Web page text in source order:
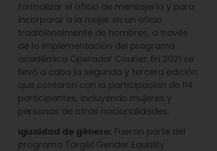
formalizar el oficio de mensajería y para
incorporar a la mujer en un oficio
tradicionalmente de hombres, a través
de la implementación del programa
académico Operador Courier. En 2021 se
llevó a cabo la segunda y tercera edición
que contaron con la participación de 114
participantes, incluyendo mujeres y
personas de otras nacionalidades.
Igualdad de género: Fueron parte del
programa Target Gender Equality